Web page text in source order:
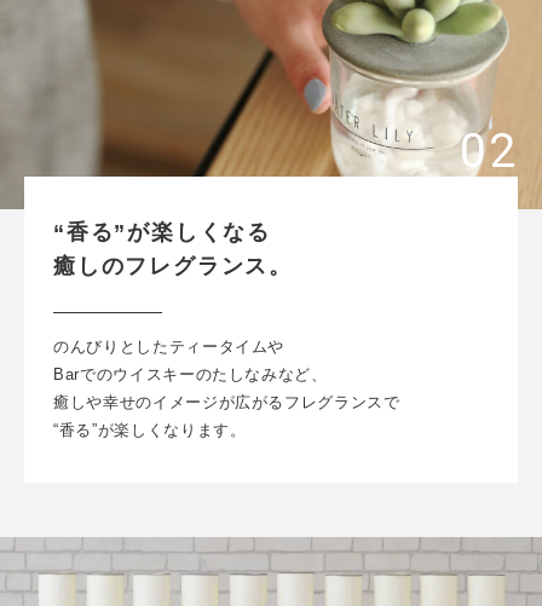
“香る”が楽しくなる
癒しのフレグランス。
のんびりとしたティータイムや
Barでのウイスキーのたしなみなど、
癒しや幸せのイメージが広がるフレグランスで
“香る”が楽しくなります。